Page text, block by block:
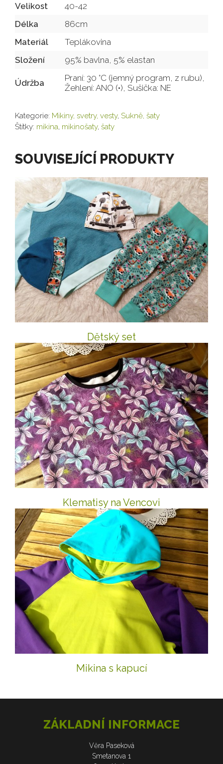
Velikost
40-42
Délka
86cm
Materiál
Teplákovina
Složení
95% bavlna, 5% elastan
Údržba
Praní: 30 °C (jemný program, z rubu),
Žehlení: ANO (•), Sušička: NE
Kategorie: Mikiny, svetry, vesty, Sukně, šaty
Štítky: mikina, mikinošaty, šaty
SOUVISEJÍCÍ PRODUKTY
Dětský set
Klematisy na Vencovi
Mikina s kapucí
ZÁKLADNÍ INFORMACE
Věra Paseková
Smetanova 1